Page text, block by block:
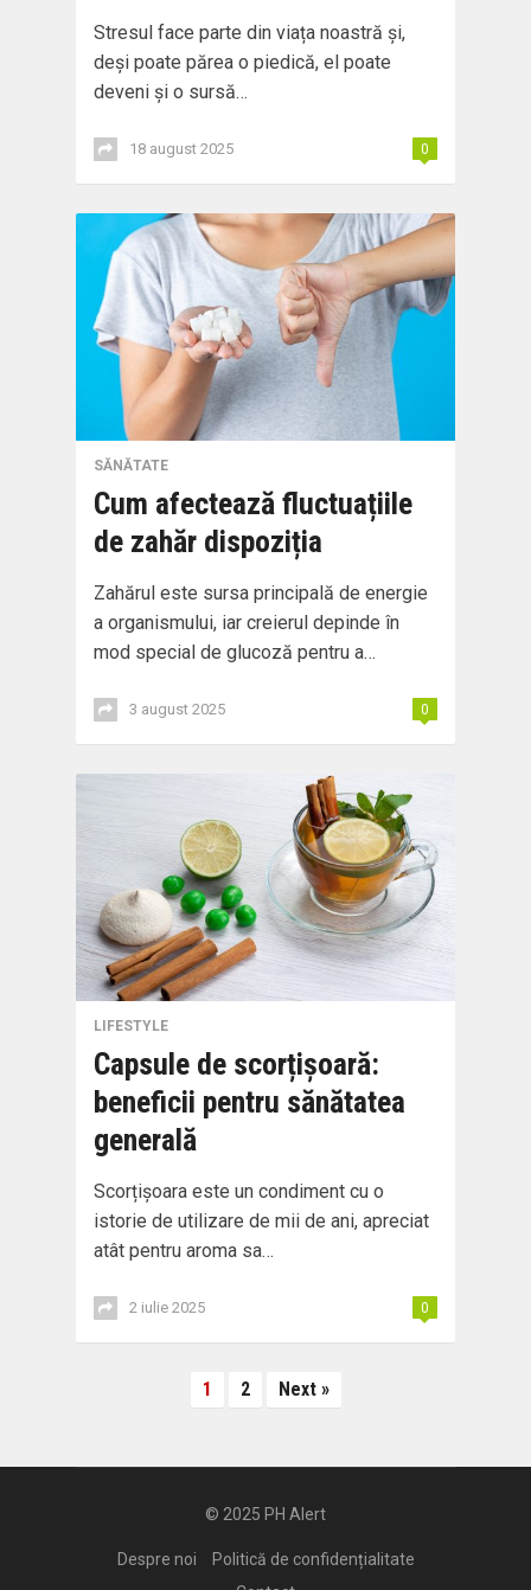
Stresul face parte din viața noastră și,
deși poate părea o piedică, el poate
deveni și o sursă…
18 august 2025 0
SĂNĂTATE
Cum afectează fluctuațiile
de zahăr dispoziția
Zahărul este sursa principală de energie
a organismului, iar creierul depinde în
mod special de glucoză pentru a…
3 august 2025 0
LIFESTYLE
Capsule de scorțișoară:
beneficii pentru sănătatea
generală
Scorțișoara este un condiment cu o
istorie de utilizare de mii de ani, apreciat
atât pentru aroma sa…
2 iulie 2025 0
1 2 Next »
© 2025 PH Alert
Despre noi
Politică de confidențialitate